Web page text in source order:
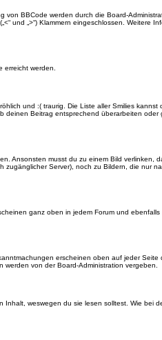
von BBCode werden durch die Board-
und „>“) Klammern eingeschlossen. Weitere
erreicht werden.
und :( traurig. Die Liste aller Smilies kannst
Beitrag entsprechend überarbeiten oder
Ansonsten musst du zu einem Bild verlinken,
Server), noch zu Bildern, die nur
ganz oben in jedem Forum und
erscheinen oben auf jeder Seite
von der Board-Administration vergeben.
weswegen du sie lesen solltest. Wie bei